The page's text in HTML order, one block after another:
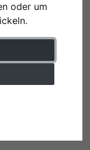
oder um